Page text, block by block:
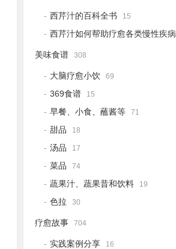
西芹汁的百科全书 15
西芹汁如何帮助疗愈各类慢性疾病
美味食谱 308
大脑疗愈小饮 69
369食谱 15
早餐、小食、蘸酱等 71
甜品 18
汤品 17
菜品 74
蔬果汁、蔬果昔和饮料 19
色拉 30
疗愈故事 704
实践案例分享 16